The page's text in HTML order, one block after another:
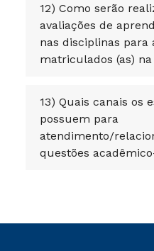
12) Como serão
avaliações de
nas disciplinas para
matriculados (as) na
13) Quais canais os
possuem para
atendimento/
questões